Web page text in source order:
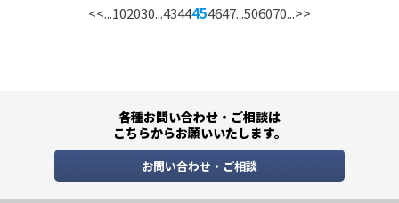
<<...102030...4344454647...506070...>>
各種お問い合わせ・ご相談は
こちらからお願いいたします。
お問い合わせ・ご相談